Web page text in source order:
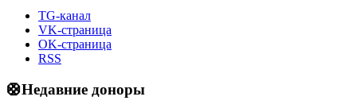
TG-канал
VK-страница
OK-страница
RSS
🛟Недавние доноры